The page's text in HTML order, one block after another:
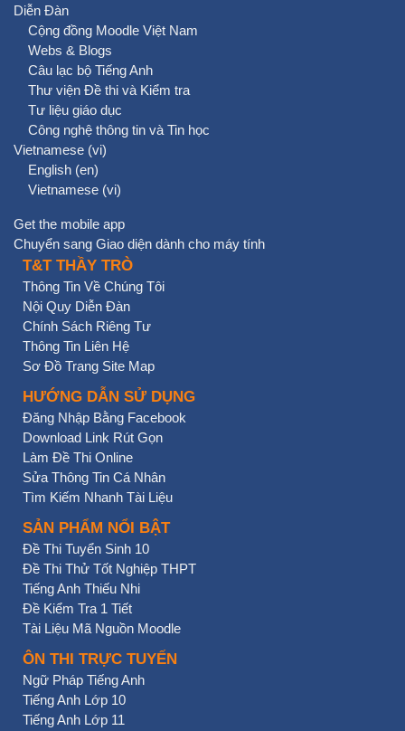
Diễn Đàn
Cộng đồng Moodle Việt Nam
Webs & Blogs
Câu lạc bộ Tiếng Anh
Thư viện Đề thi và Kiểm tra
Tư liệu giáo dục
Công nghệ thông tin và Tin học
Vietnamese ‎(vi)‎
English ‎(en)‎
Vietnamese ‎(vi)‎
Get the mobile app
Chuyển sang Giao diện dành cho máy tính
T&T THẦY TRÒ
Thông Tin Về Chúng Tôi
Nội Quy Diễn Đàn
Chính Sách Riêng Tư
Thông Tin Liên Hệ
Sơ Đồ Trang Site Map
HƯỚNG DẪN SỬ DỤNG
Đăng Nhập Bằng Facebook
Download Link Rút Gọn
Làm Đề Thi Online
Sửa Thông Tin Cá Nhân
Tìm Kiếm Nhanh Tài Liệu
SẢN PHẨM NỔI BẬT
Đề Thi Tuyển Sinh 10
Đề Thi Thử Tốt Nghiệp THPT
Tiếng Anh Thiếu Nhi
Đề Kiểm Tra 1 Tiết
Tài Liệu Mã Nguồn Moodle
ÔN THI TRỰC TUYẾN
Ngữ Pháp Tiếng Anh
Tiếng Anh Lớp 10
Tiếng Anh Lớp 11